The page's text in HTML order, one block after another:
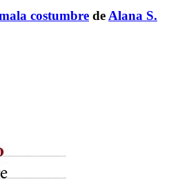
costumbre de Alana S.